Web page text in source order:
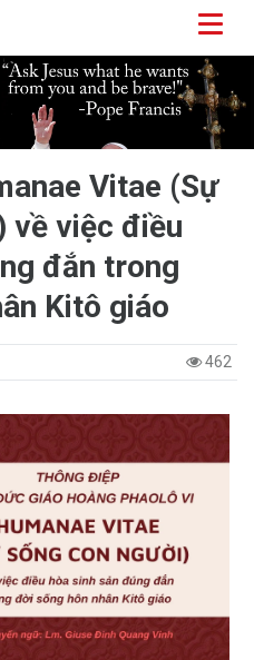
Vitae (Sự
về việc điều
đắn trong
Kitô giáo
462